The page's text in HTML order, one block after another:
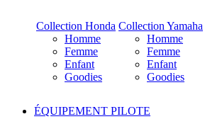
Collection Honda
Homme
Femme
Enfant
Goodies
Collection Yamaha
Homme
Femme
Enfant
Goodies
ÉQUIPEMENT PILOTE